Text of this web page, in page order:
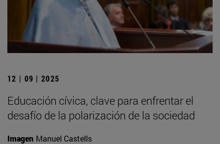
12 | 09 | 2025
Educación cívica, clave para enfrentar el
desafío de la polarización de la sociedad
Imagen Manuel Castells